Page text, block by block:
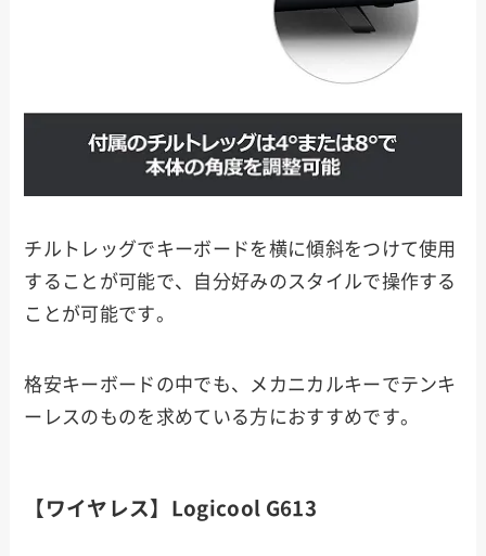
チルトレッグでキーボードを横に傾斜をつけて使用
することが可能で、自分好みのスタイルで操作する
ことが可能です。
格安キーボードの中でも、メカニカルキーでテンキ
ーレスのものを求めている方におすすめです。
【ワイヤレス】Logicool G613